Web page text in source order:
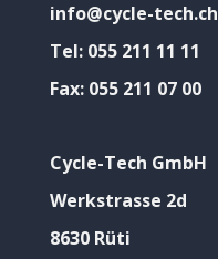
info@cycle-tech.ch
Tel: 055 211 11 11
Fax: 055 211 07 00
Cycle-Tech GmbH
Werkstrasse 2d
8630 Rüti